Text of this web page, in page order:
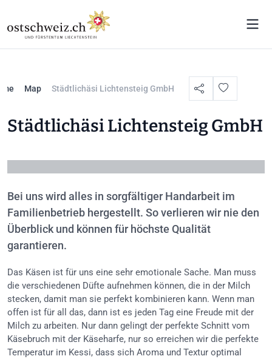
Map Städtlichäsi Lichtensteig GmbH
Städtlichäsi Lichtensteig GmbH
Bei uns wird alles in sorgfältiger Handarbeit im
Familienbetrieb hergestellt. So verlieren wir nie den
Überblick und können für höchste Qualität
garantieren.
Das Käsen ist für uns eine sehr emotionale Sache. Man muss
die verschiedenen Düfte aufnehmen können, die in der Milch
stecken, damit man sie perfekt kombinieren kann. Wenn man
offen ist für all das, dann ist es jeden Tag eine Freude mit der
Milch zu arbeiten. Nur dann gelingt der perfekte Schnitt vom
Käsebruch mit der Käseharfe, nur so erreichen wir die perfekte
Temperatur im Kessi, dass sich Aroma und Textur optimal